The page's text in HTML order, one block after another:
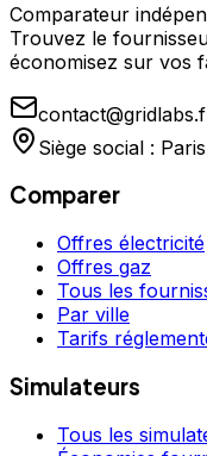
Comparateur
Trouvez le
économisez sur vos
Siège social : Paris
Comparer
Offres électricité
Offres gaz
Tous les
Par ville
Tarifs
Simulateurs
Tous les